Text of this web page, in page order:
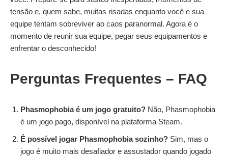
tensão e, quem sabe, muitas risadas enquanto você e sua
equipe tentam sobreviver ao caos paranormal. Agora é o
momento de reunir sua equipe, pegar seus equipamentos e
enfrentar o desconhecido!
Perguntas Frequentes – FAQ
Phasmophobia é um jogo gratuito? Não, Phasmophobia
é um jogo pago, disponível na plataforma Steam.
É possível jogar Phasmophobia sozinho? Sim, mas o
jogo é muito mais desafiador e assustador quando jogado